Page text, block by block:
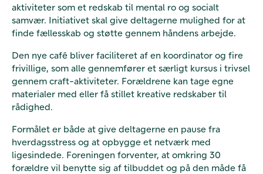
aktiviteter som et redskab til mental ro og socialt
samvær. Initiativet skal give deltagerne mulighed for at
finde fællesskab og støtte gennem håndens arbejde.
Den nye café bliver faciliteret af en koordinator og fire
frivillige, som alle gennemfører et særligt kursus i trivsel
gennem craft-aktiviteter. Forældrene kan tage egne
materialer med eller få stillet kreative redskaber til
rådighed.
Formålet er både at give deltagerne en pause fra
hverdagsstress og at opbygge et netværk med
ligesindede. Foreningen forventer, at omkring 30
forældre vil benytte sig af tilbuddet og på den måde få